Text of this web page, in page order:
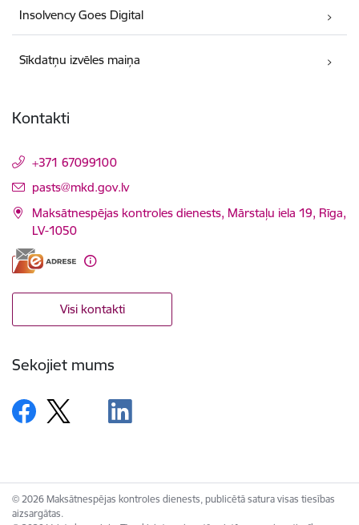
Insolvency Goes Digital
Sīkdatņu izvēles maiņa
Kontakti
+371 67099100
E-pasts:
pasts@mkd.gov.lv
Maksātnespējas kontroles dienests, Mārstaļu iela 19, Rīga,
LV-1050
Visi kontakti
Sekojiet mums
© 2026 Maksātnespējas kontroles dienests, publicētā satura visas tiesības
aizsargātas.